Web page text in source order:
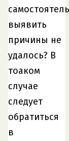
выявить
причины не
удалось? В
тоаком
случае
следует
обратиться
в